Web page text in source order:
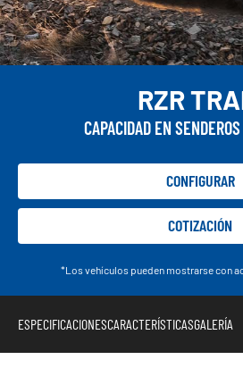
RZR
CAPACIDAD EN
CONFIGURAR
COTIZACIÓN
*Los vehículos pueden mostrarse con
ESPECIFICACIONESCARACTERÍSTICASGALERÍA